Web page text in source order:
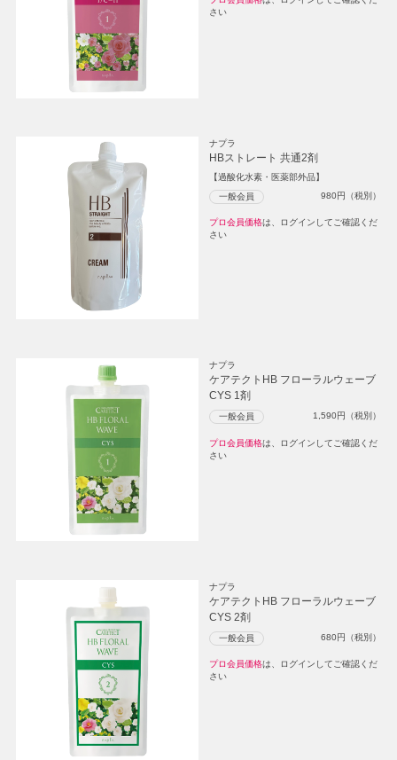
さい
ナプラ
HBストレート 共通2剤
【過酸化水素・医薬部外品】
一般会員 980円（税別）
プロ会員価格は、ログインしてご確認くだ
さい
ナプラ
ケアテクトHB フローラルウェーブ
CYS 1剤
一般会員 1,590円（税別）
プロ会員価格は、ログインしてご確認くだ
さい
ナプラ
ケアテクトHB フローラルウェーブ
CYS 2剤
一般会員 680円（税別）
プロ会員価格は、ログインしてご確認くだ
さい